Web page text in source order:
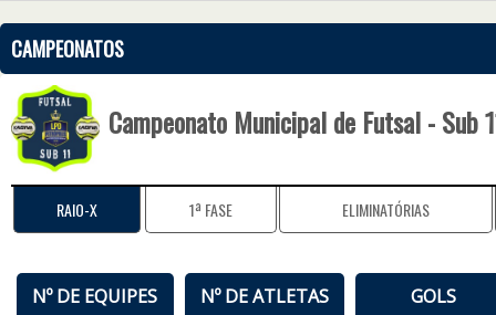
CAMPEONATOS
Campeonato Municipal de Futsal - Sub
RAIO-X 1ª FASE ELIMINATÓRIAS
Nº DE EQUIPES Nº DE ATLETAS GOLS